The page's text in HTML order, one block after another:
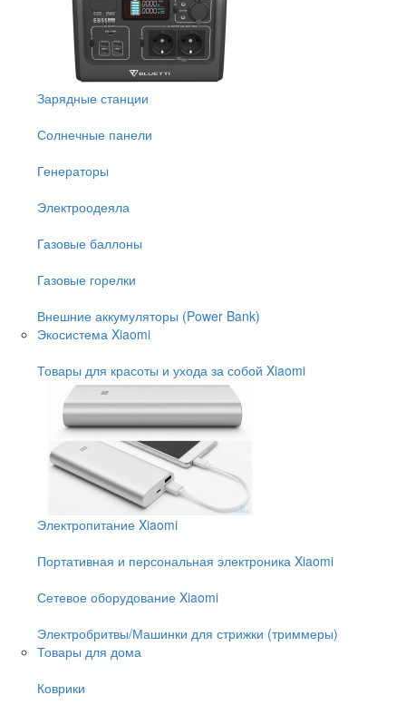
Зарядные станции
Солнечные панели
Генераторы
Электроодеяла
Газовые баллоны
Газовые горелки
Внешние аккумуляторы (Power Bank)
Экосистема Xiaomi
Товары для красоты и ухода за собой Xiaomi
Электропитание Xiaomi
Портативная и персональная электроника Xiaomi
Сетевое оборудование Xiaomi
Электробритвы/Машинки для стрижки (триммеры)
Товары для дома
Коврики